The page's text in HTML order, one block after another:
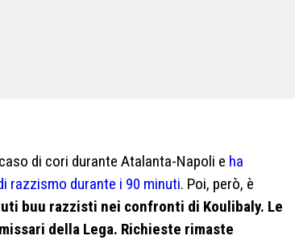
di cori durante Atalanta-Napoli e ha
razzismo durante i 90 minuti. Poi, però, è
buu razzisti nei confronti di Koulibaly. Le
della Lega. Richieste rimaste